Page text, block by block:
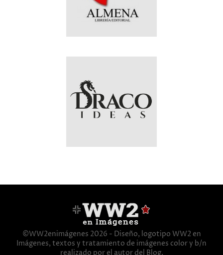
©WW2enimágenes 2026 - Diseño, logotipo WW2 en
Imágenes, textos y tratamiento de imágenes color y b/n
realizado por el autor del Blog.